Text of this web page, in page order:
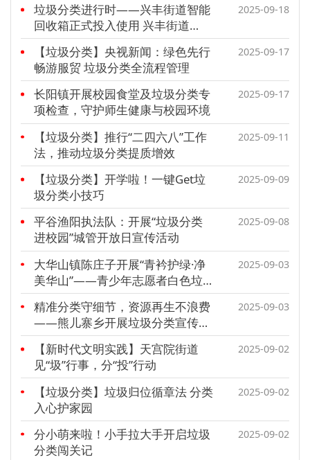
垃圾分类进行时——兴丰街道智能
回收箱正式投入使用 兴丰街道
2025年09月17日 18:17
2025-09-18
【垃圾分类】央视新闻：绿色先行
畅游服贸 垃圾分类全流程管理
2025-09-17
长阳镇开展校园食堂及垃圾分类专
项检查，守护师生健康与校园环境
2025-09-17
【垃圾分类】推行“二四六八”工作
法，推动垃圾分类提质增效
2025-09-11
【垃圾分类】开学啦！一键Get垃
圾分类小技巧
2025-09-09
平谷渔阳执法队：开展“垃圾分类
进校园”城管开放日宣传活动
2025-09-08
大华山镇陈庄子开展“青衿护绿·净
美华山”——青少年志愿者白色垃
圾清理行动
2025-09-03
精准分类守细节，资源再生不浪费
——熊儿寨乡开展垃圾分类宣传活
动
2025-09-03
【新时代文明实践】天宫院街道
见“圾”行事，分“投”行动
2025-09-02
【垃圾分类】垃圾归位循章法 分类
入心护家园
2025-09-02
分小萌来啦！小手拉大手开启垃圾
分类闯关记
2025-09-02